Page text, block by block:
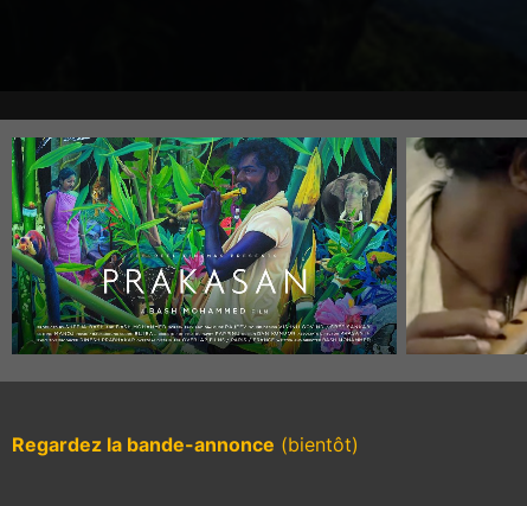
Regardez la bande-annonce (bientôt)